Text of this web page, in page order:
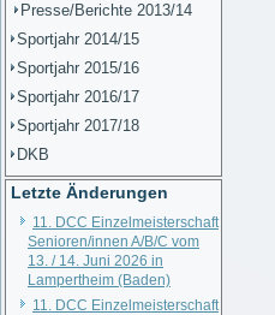
Presse/Berichte 2013/14
Sportjahr 2014/15
Sportjahr 2015/16
Sportjahr 2016/17
Sportjahr 2017/18
DKB
Letzte Änderungen
11. DCC Einzelmeisterschaft
Senioren/innen A/B/C vom
13. / 14. Juni 2026 in
Lampertheim (Baden)
11. DCC Einzelmeisterschaft